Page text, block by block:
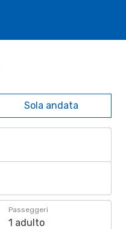
Sola andata
Passeggeri
1 adulto